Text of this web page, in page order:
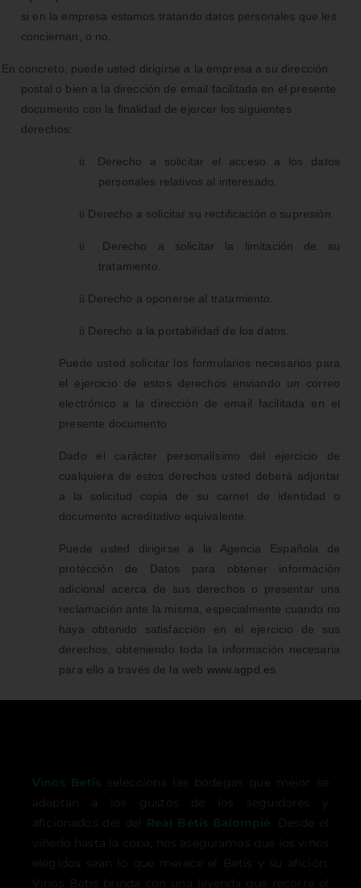
si en la empresa estamos tratando datos personales que les
conciernan, o no.
En concreto, puede usted dirigirse a la empresa a su dirección
postal o bien a la dirección de email facilitada en el presente
documento con la finalidad de ejercer los siguientes
derechos:
ü
Derecho a solicitar el acceso a los datos
personales relativos al interesado.
ü Derecho a solicitar su rectificación o supresión.
ü
Derecho a solicitar la limitación de su
tratamiento.
ü Derecho a oponerse al tratamiento.
ü Derecho a la portabilidad de los datos.
Puede usted solicitar los formularios necesarios para
el ejercicio de estos derechos enviando un correo
electrónico a la dirección de email facilitada en el
presente documento
Dado el carácter personalísimo del ejercicio de
cualquiera de estos derechos usted deberá adjuntar
a la solicitud copia de su carnet de identidad o
documento acreditativo equivalente.
Puede usted dirigirse a la Agencia Española de
protección de Datos para obtener información
adicional acerca de sus derechos o presentar una
reclamación ante la misma, especialmente cuando no
haya obtenido satisfacción en el ejercicio de sus
derechos, obteniendo toda la información necesaria
para ello a través de la web www.agpd.es
Vinos Betis selecciona las bodegas que mejor se
adaptan a los gustos de los seguidores y
aficionados del del
Real Betis Balompié . Desde el
viñedo hasta la copa, nos aseguramos que los vinos
elegidos sean lo que merece el Betis y su afición.
Vinos Betis brinda con una leyenda que recorre el